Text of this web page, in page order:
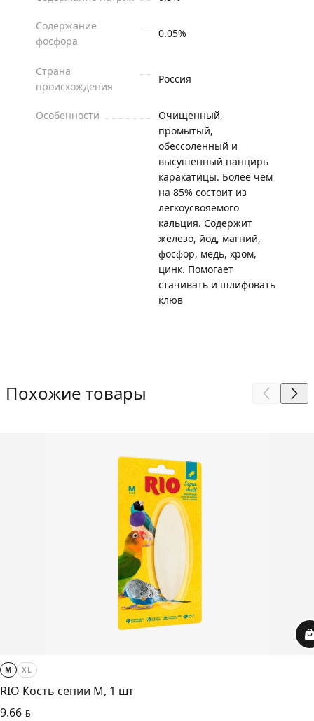
Содержание
фосфора
0.05%
Страна
происхождения
Россия
Особенности
Очищенный,
промытый,
обессоленный и
высушенный панцирь
каракатицы. Более чем
на 85% состоит из
легкоусвояемого
кальция. Содержит
железо, йод, магний,
фосфор, медь, хром,
цинк. Помогает
стачивать и шлифовать
клюв
Похожие товары
M XL
RIO Кость сепии М, 1 шт
9.66 BYN